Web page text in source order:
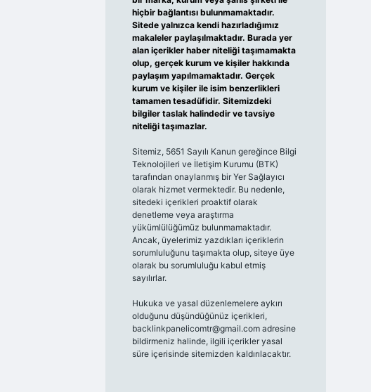
hiçbir bağlantısı bulunmamaktadır.
Sitede yalnızca kendi hazırladığımız
makaleler paylaşılmaktadır. Burada yer
alan içerikler haber niteliği taşımamakta
olup, gerçek kurum ve kişiler hakkında
paylaşım yapılmamaktadır. Gerçek
kurum ve kişiler ile isim benzerlikleri
tamamen tesadüfidir. Sitemizdeki
bilgiler taslak halindedir ve tavsiye
niteliği taşımazlar.
Sitemiz, 5651 Sayılı Kanun gereğince Bilgi
Teknolojileri ve İletişim Kurumu (BTK)
tarafından onaylanmış bir Yer Sağlayıcı
olarak hizmet vermektedir. Bu nedenle,
sitedeki içerikleri proaktif olarak
denetleme veya araştırma
yükümlülüğümüz bulunmamaktadır.
Ancak, üyelerimiz yazdıkları içeriklerin
sorumluluğunu taşımakta olup, siteye üye
olarak bu sorumluluğu kabul etmiş
sayılırlar.
Hukuka ve yasal düzenlemelere aykırı
olduğunu düşündüğünüz içerikleri,
backlinkpanelicomtr@gmail.com adresine
bildirmeniz halinde, ilgili içerikler yasal
süre içerisinde sitemizden kaldırılacaktır.